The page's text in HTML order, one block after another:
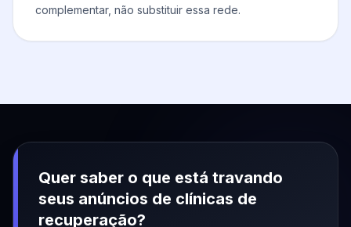
complementar, não substituir essa rede.
Quer saber o que está travando
seus anúncios de clínicas de
recuperação?